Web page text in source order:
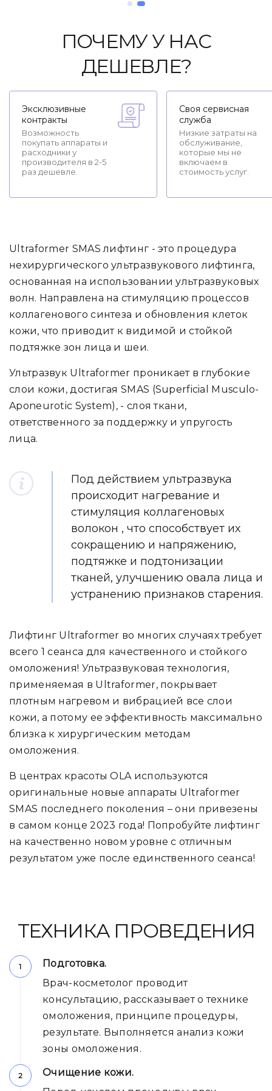
ПОЧЕМУ У НАС
ДЕШЕВЛЕ?
Эксклюзивные
контракты
Возможность
покупать аппараты и
расходники у
производителя в 2-5
раз дешевле.
Своя сервисная
служба
Низкие затраты на
обслуживание,
которые мы не
включаем в
стоимость услуг.
Ultraformer SMAS лифтинг - это процедура
нехирургического ультразвукового лифтинга,
основанная на использовании ультразвуковых
волн. Направлена на стимуляцию процессов
коллагенового синтеза и обновления клеток
кожи, что приводит к видимой и стойкой
подтяжке зон лица и шеи.
Ультразвук Ultraformer проникает в глубокие
слои кожи, достигая SMAS (Superficial Musculo-
Aponeurotic System), - слоя ткани,
ответственного за поддержку и упругость
лица.
Под действием ультразвука
происходит нагревание и
стимуляция коллагеновых
волокон , что способствует их
сокращению и напряжению,
подтяжке и подтонизации
тканей, улучшению овала лица и
устранению признаков старения.
Лифтинг Ultraformer во многих случаях требует
всего 1 сеанса для качественного и стойкого
омоложения! Ультразвуковая технология,
применяемая в Ultraformer, покрывает
плотным нагревом и вибрацией все слои
кожи, а потому ее эффективность максимально
близка к хирургическим методам
омоложения.
В центрах красоты OLA используются
оригинальные новые аппараты Ultraformer
SMAS последнего поколения – они привезены
в самом конце 2023 года! Попробуйте лифтинг
на качественно новом уровне с отличным
результатом уже после единственного сеанса!
ТЕХНИКА ПРОВЕДЕНИЯ
Подготовка.
Врач-косметолог проводит
консультацию, рассказывает о технике
омоложения, принципе процедуры,
результате. Выполняется анализ кожи
зоны омоложения.
Очищение кожи.